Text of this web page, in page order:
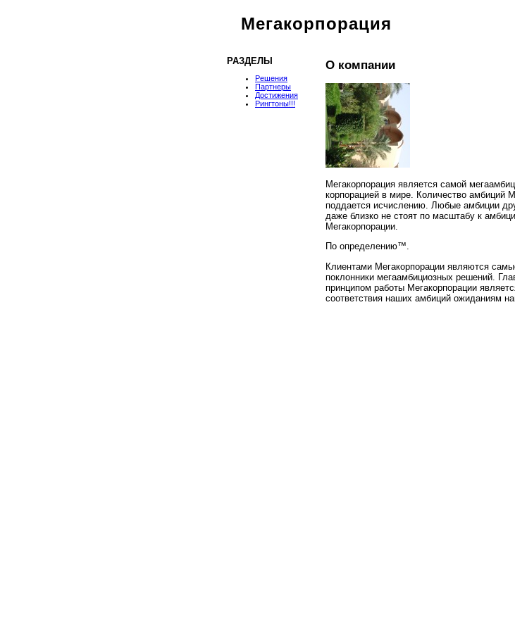
Мегакорпорация
О компании
Мегакорпорация является самой
корпорацией в мире. Количество амбиций
поддается исчислению. Любые амбиции
даже близко не стоят по масштабу к
Мегакорпорации.
По определению™.
Клиентами Мегакорпорации являются
поклонники мегаамбициозных решений.
принципом работы Мегакорпорации
соответствия наших амбиций ожиданиям
РАЗДЕЛЫ
Решения
Партнеры
Достижения
Рингтоны!!!